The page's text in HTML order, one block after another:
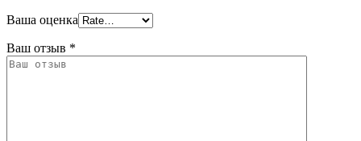
Ваша оценка
Ваш отзыв *